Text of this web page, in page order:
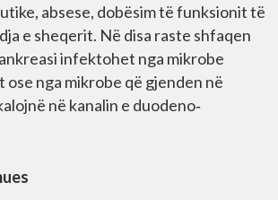
absese, dobësim të funksionit të
e sheqerit. Në disa raste shfaqen
infektohet nga mikrobe
nga mikrobe që gjenden në
në kanalin e duodeno‐